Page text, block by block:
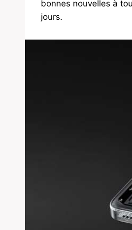
bonnes nouvelles à
jours.